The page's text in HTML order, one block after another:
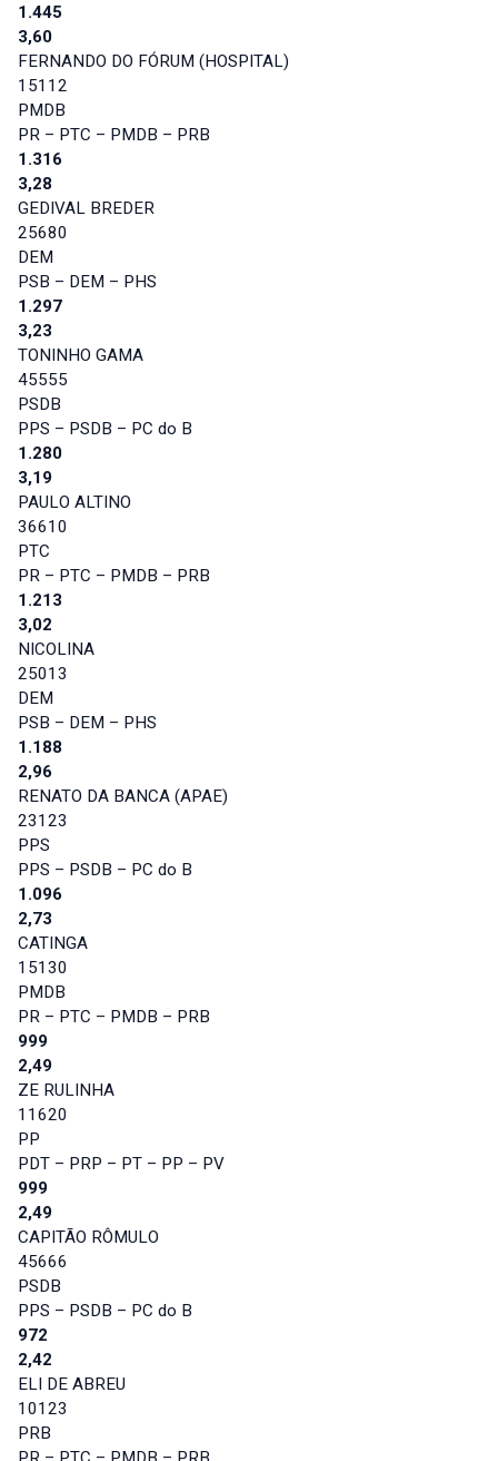
1.445
3,60
FERNANDO DO FÓRUM (HOSPITAL)
15112
PMDB
PR – PTC – PMDB – PRB
1.316
3,28
GEDIVAL BREDER
25680
DEM
PSB – DEM – PHS
1.297
3,23
TONINHO GAMA
45555
PSDB
PPS – PSDB – PC do B
1.280
3,19
PAULO ALTINO
36610
PTC
PR – PTC – PMDB – PRB
1.213
3,02
NICOLINA
25013
DEM
PSB – DEM – PHS
1.188
2,96
RENATO DA BANCA (APAE)
23123
PPS
PPS – PSDB – PC do B
1.096
2,73
CATINGA
15130
PMDB
PR – PTC – PMDB – PRB
999
2,49
ZE RULINHA
11620
PP
PDT – PRP – PT – PP – PV
999
2,49
CAPITÃO RÔMULO
45666
PSDB
PPS – PSDB – PC do B
972
2,42
ELI DE ABREU
10123
PRB